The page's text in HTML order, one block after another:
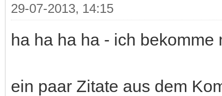
29-07-2013, 14:15
ha ha ha ha - ich
ein paar Zitate aus dem